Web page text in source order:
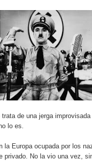
de una jerga improvisada
lo es.
la Europa ocupada por los
privado. No la vio una vez,